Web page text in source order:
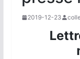
2019-12-23